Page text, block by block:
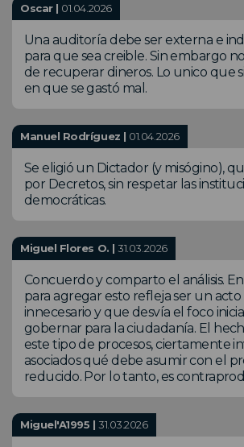
Oscar | 01.04.2026
Una auditoría debe ser externa e
para que sea creible. Sin embargo
de recuperar dineros. Lo unico que
en que se gastó mal.
Manuel Rodríguez | 01.04.2026
Se eligió un Dictador (y misógino),
por Decretos, sin respetar las
democráticas.
Miguel Flores O. |31.03.2026
Concuerdo y comparto el análisis.
para agregar esto refleja ser un
innecesario y que desvía el foco
gobernar para la ciudadanía. El
este tipo de procesos, ciertamente
asociados qué debe asumir con el
reducido. Por lo tanto, es
Miguel'A1995 |31.03.2026